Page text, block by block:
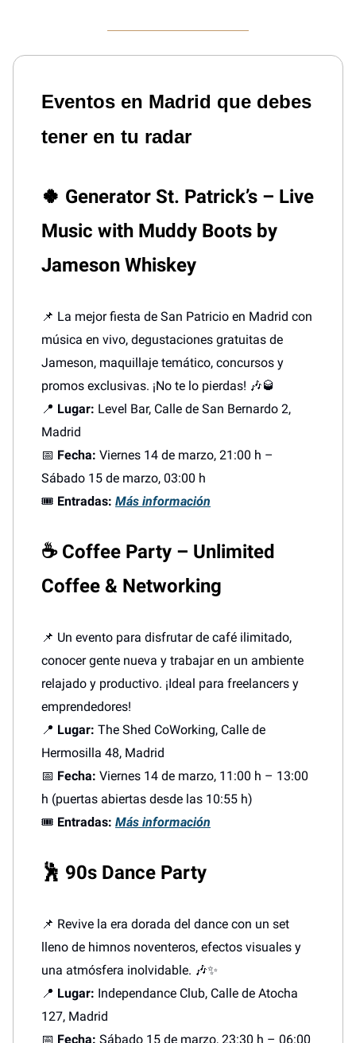
Eventos en Madrid que debes
tener en tu radar
🍀 Generator St. Patrick’s – Live
Music with Muddy Boots by
Jameson Whiskey
📌 La mejor fiesta de San Patricio en Madrid con
música en vivo, degustaciones gratuitas de
Jameson, maquillaje temático, concursos y
promos exclusivas. ¡No te lo pierdas! 🎶🥃
📍 Lugar: Level Bar, Calle de San Bernardo 2,
Madrid
📅 Fecha: Viernes 14 de marzo, 21:00 h –
Sábado 15 de marzo, 03:00 h
🎟️ Entradas: Más información
☕ Coffee Party – Unlimited
Coffee & Networking
📌 Un evento para disfrutar de café ilimitado,
conocer gente nueva y trabajar en un ambiente
relajado y productivo. ¡Ideal para freelancers y
emprendedores!
📍 Lugar: The Shed CoWorking, Calle de
Hermosilla 48, Madrid
📅 Fecha: Viernes 14 de marzo, 11:00 h – 13:00
h (puertas abiertas desde las 10:55 h)
🎟️ Entradas: Más información
🕺 90s Dance Party
📌 Revive la era dorada del dance con un set
lleno de himnos noventeros, efectos visuales y
una atmósfera inolvidable. 🎶✨
📍 Lugar: Independance Club, Calle de Atocha
127, Madrid
📅 Fecha: Sábado 15 de marzo, 23:30 h – 06:00